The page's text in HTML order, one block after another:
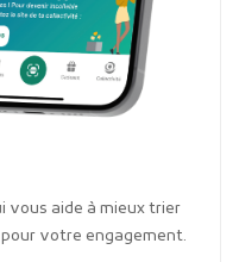
vous aide à mieux trier
votre engagement.